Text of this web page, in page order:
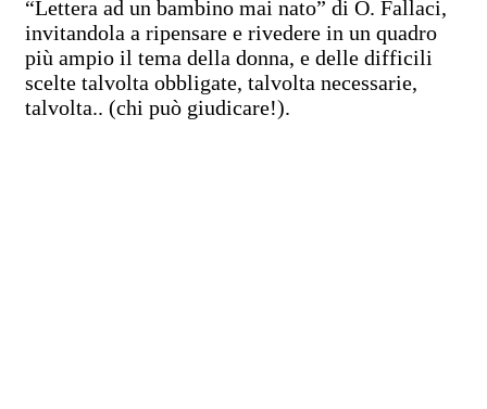
“Lettera ad un bambino mai nato” di O. Fallaci,
invitandola a ripensare e rivedere in un quadro
più ampio il tema della donna, e delle difficili
scelte talvolta obbligate, talvolta necessarie,
talvolta.. (chi può giudicare!).